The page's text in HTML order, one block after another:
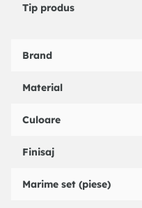
Tip produs
Brand
Material
Culoare
Finisaj
Marime set (piese)